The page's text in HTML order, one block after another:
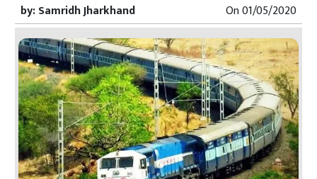
by:Samridh Jharkhand On01/05/2020